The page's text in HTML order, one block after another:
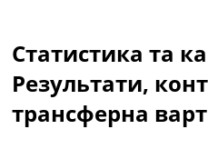
Чемпіонат Світу
Україна. Прем’єр-
Україна. Перша
Ліга Чемпіонів
Статистика та
Результати,
трансферна